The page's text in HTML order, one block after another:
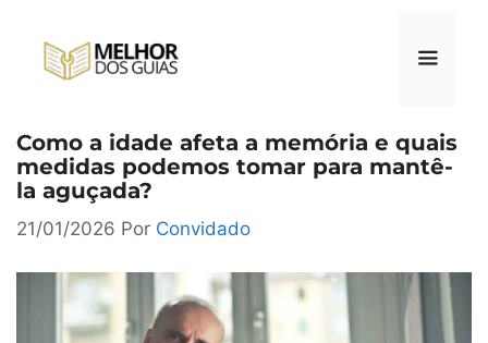
Menu
Como a idade afeta a memória e quais
medidas podemos tomar para mantê-
la aguçada?
21/01/2026 Por Convidado